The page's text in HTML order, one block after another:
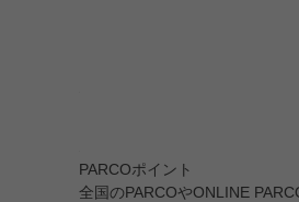
PARCOポイント
全国のPARCOやONLINE